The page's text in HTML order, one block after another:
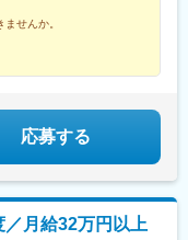
、東宿郷駅、城東駅、西
田駅(東京都)、荒川一中
、布田駅、新高島駅、
所前駅、関駅(岐阜県)、市
、瑞穂区役所駅、水野
宇治駅(奈良線)、野田阪神
央駅、人吉駅、奥武山
崎県、鹿児島県、熊本
県を希望可！U・Iター
、一部エリアは車で営業
リモートプログラムとな
駅、大曲駅(秋田県)、山
山形県)、新庄駅、寒河江
、喜多方駅、二本松
福島学院前駅、郡山富田
勝田駅、新栃木駅、佐野
今市駅、小山駅、真岡
公園前駅、中央前橋駅、
荻窪駅、西早稲田駅、鶯
谷駅、経堂駅、昭島駅、
せんか。
応募する
月給32万円以上